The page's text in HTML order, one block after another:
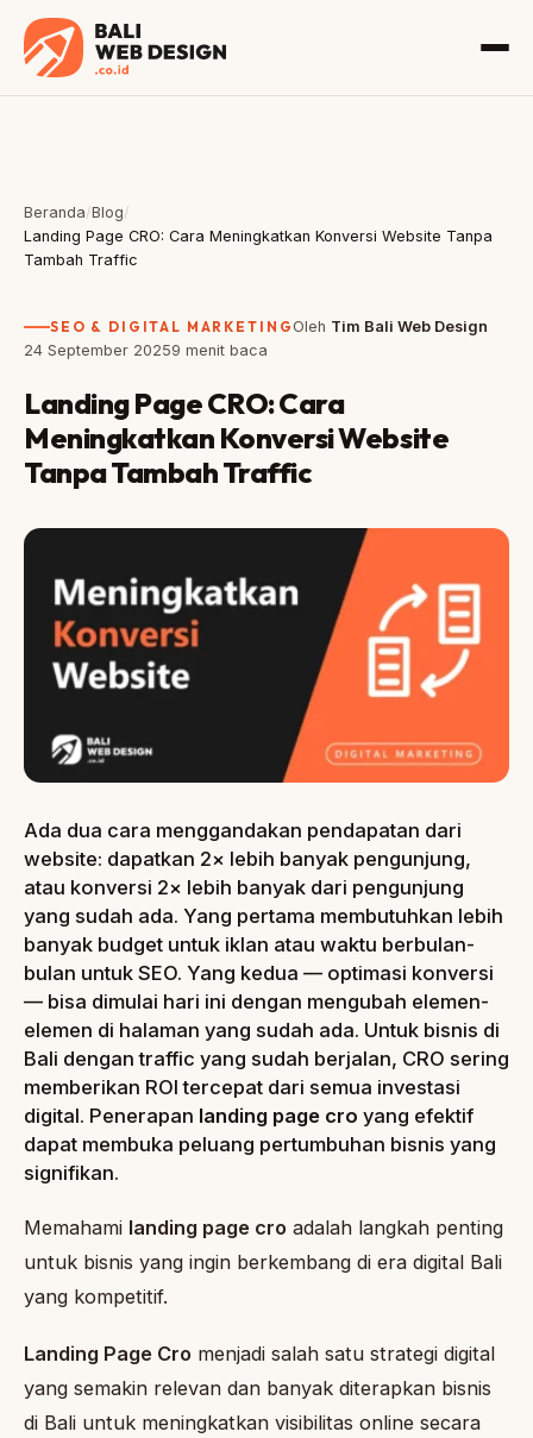
Beranda/Blog/
Landing Page CRO: Cara Meningkatkan Konversi Website Tanpa
Tambah Traffic
SEO & DIGITAL MARKETING Oleh Tim Bali Web Design
24 September 20259 menit baca
Landing Page CRO: Cara
Meningkatkan Konversi Website
Tanpa Tambah Traffic
Ada dua cara menggandakan pendapatan dari
website: dapatkan 2× lebih banyak pengunjung,
atau konversi 2× lebih banyak dari pengunjung
yang sudah ada. Yang pertama membutuhkan lebih
banyak budget untuk iklan atau waktu berbulan-
bulan untuk SEO. Yang kedua — optimasi konversi
— bisa dimulai hari ini dengan mengubah elemen-
elemen di halaman yang sudah ada. Untuk bisnis di
Bali dengan traffic yang sudah berjalan, CRO sering
memberikan ROI tercepat dari semua investasi
digital. Penerapan landing page cro yang efektif
dapat membuka peluang pertumbuhan bisnis yang
signifikan.
Memahami landing page cro adalah langkah penting
untuk bisnis yang ingin berkembang di era digital Bali
yang kompetitif.
Landing Page Cro menjadi salah satu strategi digital
yang semakin relevan dan banyak diterapkan bisnis
di Bali untuk meningkatkan visibilitas online secara